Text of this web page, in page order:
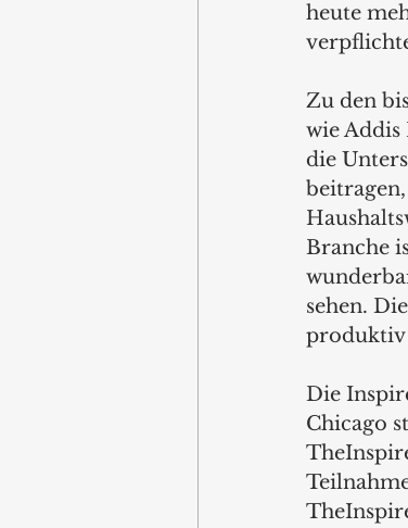
heute
Zu den
wie
die
Branche
sehen.
produktiv
Die
Chicago